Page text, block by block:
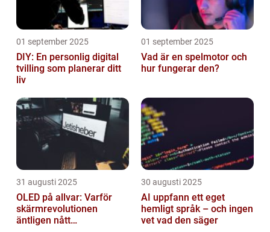
01 september 2025
DIY: En personlig digital
tvilling som planerar ditt
liv
01 september 2025
Vad är en spelmotor och
hur fungerar den?
31 augusti 2025
OLED på allvar: Varför
skärmrevolutionen
äntligen nått
30 augusti 2025
AI uppfann ett eget
hemligt språk – och ingen
vet vad den säger